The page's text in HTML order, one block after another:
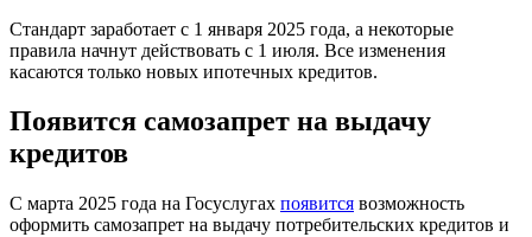
Стандарт заработает с 1 января 2025 года, а некоторые
правила начнут действовать с 1 июля. Все изменения
касаются только новых ипотечных кредитов.
Появится самозапрет на выдачу
кредитов
С марта 2025 года на Госуслугах появится возможность
оформить самозапрет на выдачу потребительских кредитов и